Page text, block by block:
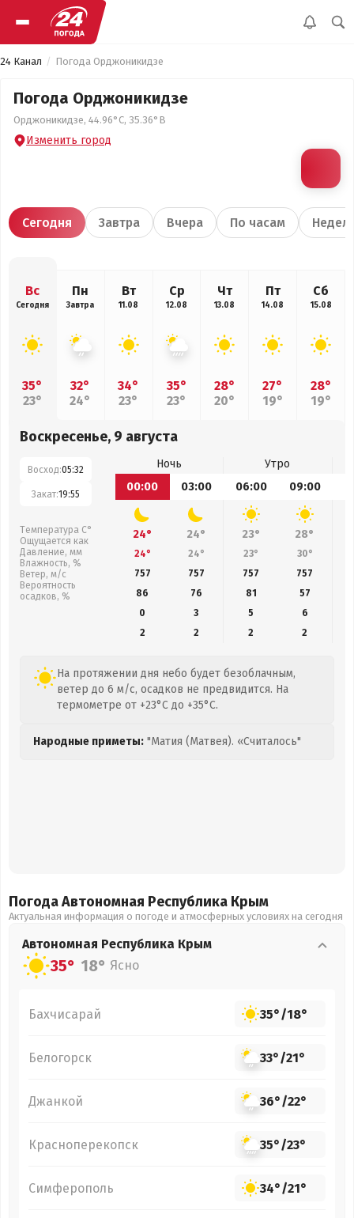
24 Канал Погода Орджоникидзе
Погода Орджоникидзе
Орджоникидзе, 44.96°С, 35.36°В
Изменить город
Сегодня Завтра Вчера По часам
Вс
Сегодня
35°
23°
Пн
Завтра
32°
24°
Вт
11.08
34°
23°
Ср
12.08
35°
23°
Чт
13.08
28°
20°
Пт
14.08
27°
19°
Сб
15.08
28°
19°
Воскресенье, 9 августа
Восход:05:32
Закат:19:55
Температура С°
Ощущается как
Давление, мм
Влажность, %
Ветер, м/с
Вероятность
осадков, %
Ночь
Утро
00:00
03:00 06:00 09:00
24° 24° 23° 28°
24° 24° 23° 30°
757
757 757 757
86
76 81 57
0
3 5
6
2
2 2 2
На протяжении дня небо будет безоблачным,
ветер до 6 м/с, осадков не предвидится. На
термометре от +23°C до +35°C.
Народные приметы: "Матия (Матвея). «Считалось"
Погода Автономная Республика Крым
Актуальная информация о погоде и атмосферных условиях на сегодня
Автономная Республика Крым
35° 18° Ясно
Бахчисарай 35°/18°
Белогорск 33°/21°
Джанкой 36°/22°
Красноперекопск 35°/23°
Симферополь 34°/21°